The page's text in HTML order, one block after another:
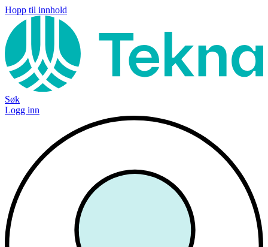
Hopp til innhold
Søk
Logg inn